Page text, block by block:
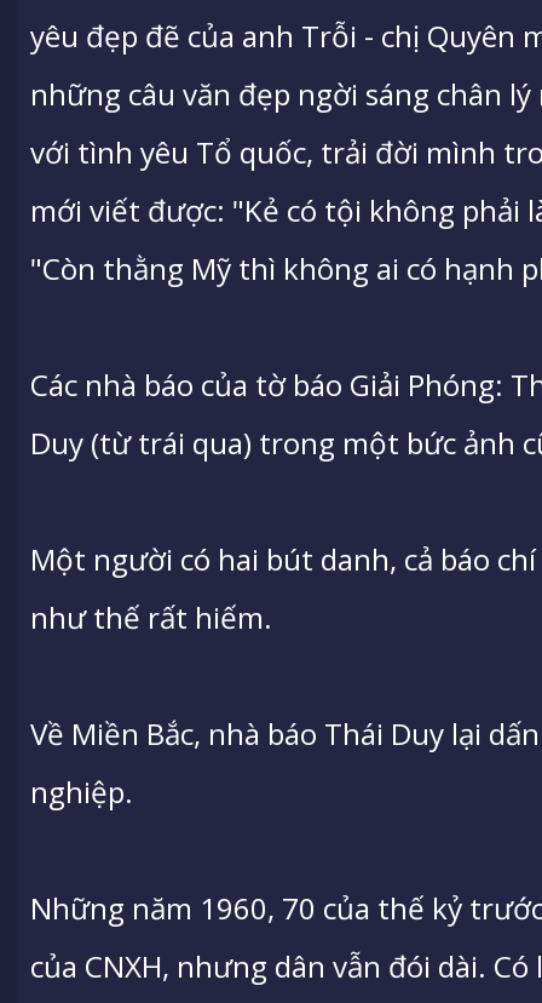
yêu đẹp đẽ của anh Trỗi - chị Quyên
những câu văn đẹp ngời sáng chân
với tình yêu Tổ quốc, trải đời mình
mới viết được: "Kẻ có tội không phải
"Còn thằng Mỹ thì không ai có hạnh
Các nhà báo của tờ báo Giải Phóng:
Duy (từ trái qua) trong một bức ảnh
Một người có hai bút danh, cả báo
như thế rất hiếm.
Về Miền Bắc, nhà báo Thái Duy lại
nghiệp.
Những năm 1960, 70 của thế kỷ
của CNXH, nhưng dân vẫn đói dài.